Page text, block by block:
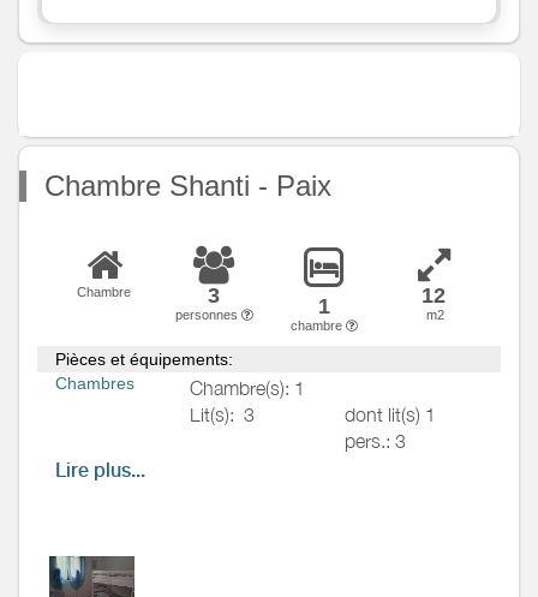
AC
Chambre Shanti - Paix
Chambre 3
personnes 1
chambre
12
m2
Pièces et équipements:
Chambres
Chambre(s): 1
Lit(s): 3
dont lit(s) 1
pers.: 3
Lire plus...